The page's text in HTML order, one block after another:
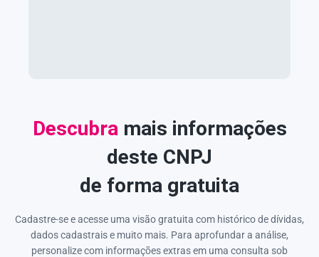
Descubra mais informações
deste CNPJ
de forma gratuita
Cadastre-se e acesse uma visão gratuita com histórico de dívidas,
dados cadastrais e muito mais. Para aprofundar a análise,
personalize com informações extras em uma consulta sob